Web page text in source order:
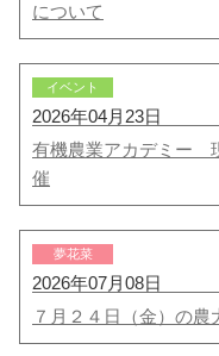
について
イベント
2026年04月23日
有機農業アカデミー
催
夢花菜
2026年07月08日
７月２４日（金）の